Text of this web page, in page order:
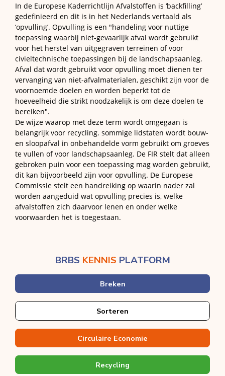
In de Europese Kaderrichtlijn Afvalstoffen is ‘backfilling’
gedefinieerd en dit is in het Nederlands vertaald als
‘opvulling’. Opvulling is een "handeling voor nuttige
toepassing waarbij niet-gevaarlijk afval wordt gebruikt
voor het herstel van uitgegraven terreinen of voor
civieltechnische toepassingen bij de landschapsaanleg.
Afval dat wordt gebruikt voor opvulling moet dienen ter
vervanging van niet-afvalmaterialen, geschikt zijn voor de
voornoemde doelen en worden beperkt tot de
hoeveelheid die strikt noodzakelijk is om deze doelen te
bereiken".
De wijze waarop met deze term wordt omgegaan is
belangrijk voor recycling. sommige lidstaten wordt bouw-
en sloopafval in onbehandelde vorm gebruikt om groeves
te vullen of voor landschapsaanleg. De FIR stelt dat alleen
gebroken puin voor een toepassing mag worden gebruikt,
dit kan bijvoorbeeld zijn voor opvulling. De Europese
Commissie stelt een handreiking op waarin nader zal
worden aangeduid wat opvulling precies is, welke
afvalstoffen zich daarvoor lenen en onder welke
voorwaarden het is toegestaan.
BRBS KENNIS PLATFORM
Breken
Sorteren
Circulaire Economie
Recycling